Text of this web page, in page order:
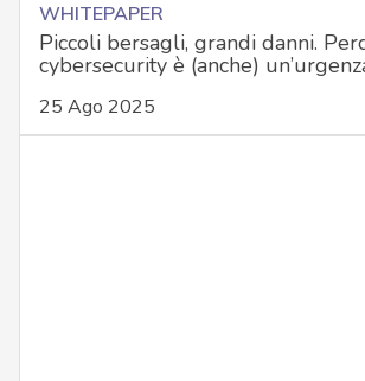
WHITEPAPER
Piccoli bersagli, grandi danni.
cybersecurity è (anche)
25 Ago 2025